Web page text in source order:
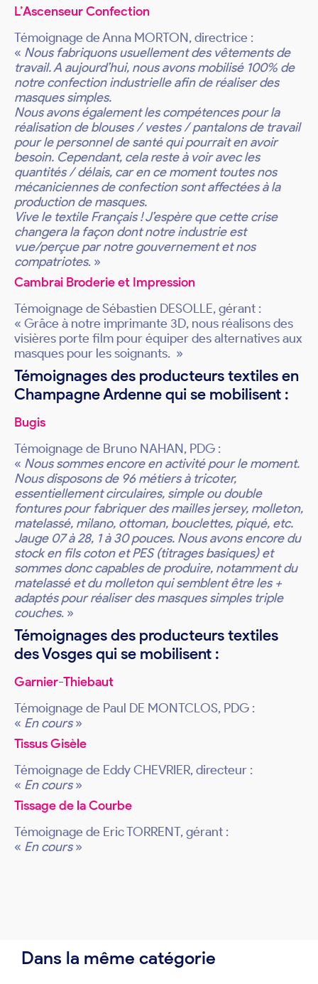
L’Ascenseur Confection
Témoignage de Anna MORTON, directrice :
« Nous fabriquons usuellement des vêtements de
travail. A aujourd’hui, nous avons mobilisé 100% de
notre confection industrielle afin de réaliser des
masques simples.
Nous avons également les compétences pour la
réalisation de blouses / vestes / pantalons de travail
pour le personnel de santé qui pourrait en avoir
besoin. Cependant, cela reste à voir avec les
quantités / délais, car en ce moment toutes nos
mécaniciennes de confection sont affectées à la
production de masques.
Vive le textile Français ! J’espère que cette crise
changera la façon dont notre industrie est
vue/perçue par notre gouvernement et nos
compatriotes. »
Cambrai Broderie et Impression
Témoignage de Sébastien DESOLLE, gérant :
« Grâce à notre imprimante 3D, nous réalisons des
visières porte film pour équiper des alternatives aux
masques pour les soignants. »
Témoignages des producteurs textiles en
Champagne Ardenne qui se mobilisent :
Bugis
Témoignage de Bruno NAHAN, PDG :
« Nous sommes encore en activité pour le moment.
Nous disposons de 96 métiers à tricoter,
essentiellement circulaires, simple ou double
fontures pour fabriquer des mailles jersey, molleton,
matelassé, milano, ottoman, bouclettes, piqué, etc.
Jauge 07 à 28, 1 à 30 pouces. Nous avons encore du
stock en fils coton et PES (titrages basiques) et
sommes donc capables de produire, notamment du
matelassé et du molleton qui semblent être les +
adaptés pour réaliser des masques simples triple
couches. »
Témoignages des producteurs textiles
des Vosges qui se mobilisent :
Garnier-Thiebaut
Témoignage de Paul DE MONTCLOS, PDG :
« En cours»
Tissus Gisèle
Témoignage de Eddy CHEVRIER, directeur :
« En cours»
Tissage de la Courbe
Témoignage de Eric TORRENT, gérant :
« En cours»
Dans la même catégorie